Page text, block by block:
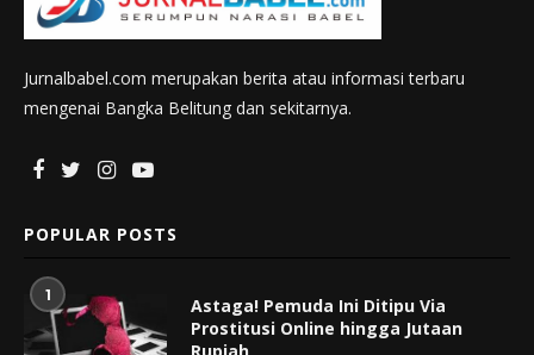
Jurnalbabel.com merupakan berita atau informasi terbaru
mengenai Bangka Belitung dan sekitarnya.
POPULAR POSTS
1
Astaga! Pemuda Ini Ditipu Via
Prostitusi Online hingga Jutaan